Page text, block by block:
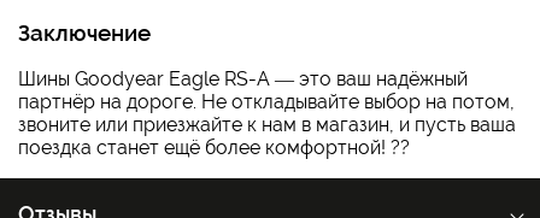
Заключение
Шины Goodyear Eagle RS-A — это ваш надёжный
партнёр на дороге. Не откладывайте выбор на потом,
звоните или приезжайте к нам в магазин, и пусть ваша
поездка станет ещё более комфортной! ??